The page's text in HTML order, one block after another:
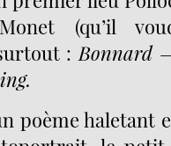
(qu’il
:Bonnard
poème haletant